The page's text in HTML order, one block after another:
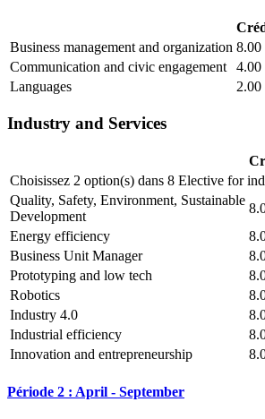
Business management and organization 8.00
Communication and civic engagement
4.00
Languages
2.00
Industry and Services
Choisissez 2 option(s) dans 8 Elective for
Quality, Safety, Environment, Sustainable
Development
Energy efficiency
Business Unit Manager
Prototyping and low tech
Robotics
Industry 4.0
Industrial efficiency
Innovation and entrepreneurship
Période 2 : April - September